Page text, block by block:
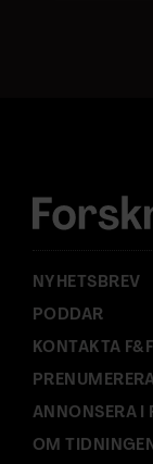
s
:
NYHETSBREV
PODDAR
KONTAKTA F&F
ANNONSERA I
OM